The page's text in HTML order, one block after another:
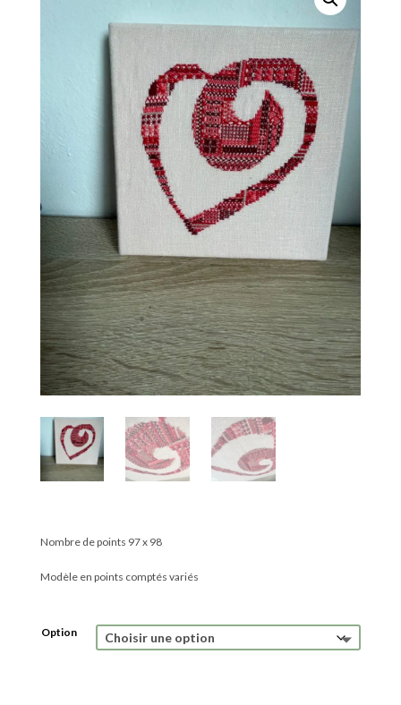
à
12,00 €
Nombre de points 97 x 98
Modèle en points comptés variés
Option